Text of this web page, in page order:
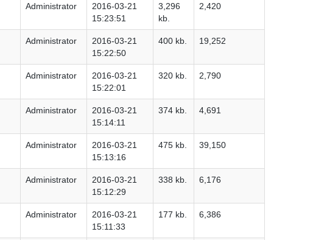
Administrator
2016-03-21
15:23:51
3,296
kb.
2,420
Administrator
2016-03-21
15:22:50
400 kb. 19,252
Administrator
2016-03-21
15:22:01
320 kb. 2,790
Administrator
2016-03-21
15:14:11
374 kb. 4,691
Administrator
2016-03-21
15:13:16
475 kb. 39,150
Administrator
2016-03-21
15:12:29
338 kb. 6,176
Administrator
2016-03-21
15:11:33
177 kb. 6,386